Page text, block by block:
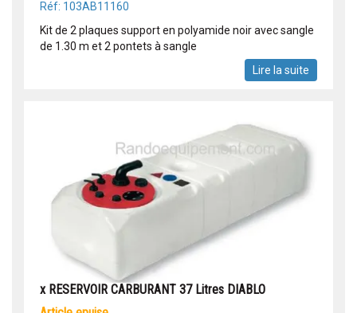
Réf: 103AB11160
Kit de 2 plaques support en polyamide noir avec sangle
de 1.30 m et 2 pontets à sangle
Lire la suite
x RESERVOIR CARBURANT 37 Litres DIABLO